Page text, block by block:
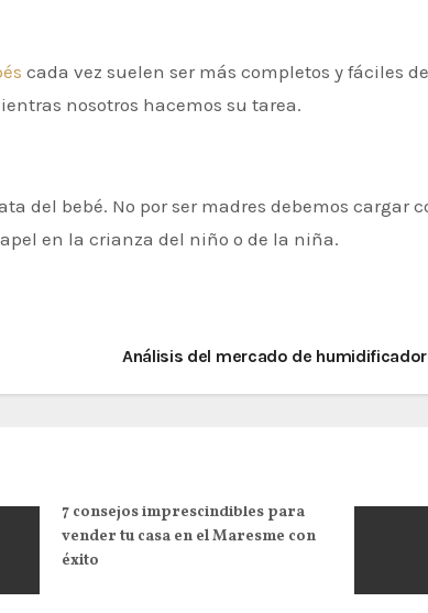
cada vez suelen ser más completos y fáciles
nosotros hacemos su tarea.
del bebé. No por ser madres debemos cargar
en la crianza del niño o de la niña.
Análisis del mercado de
7 consejos imprescindibles para
vender tu casa en el Maresme con
éxito